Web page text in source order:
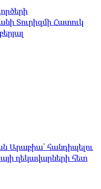
Տուրիզմի Հատուկ
Արաբիա՝ հանդիպելու
ղեկավարների հետ